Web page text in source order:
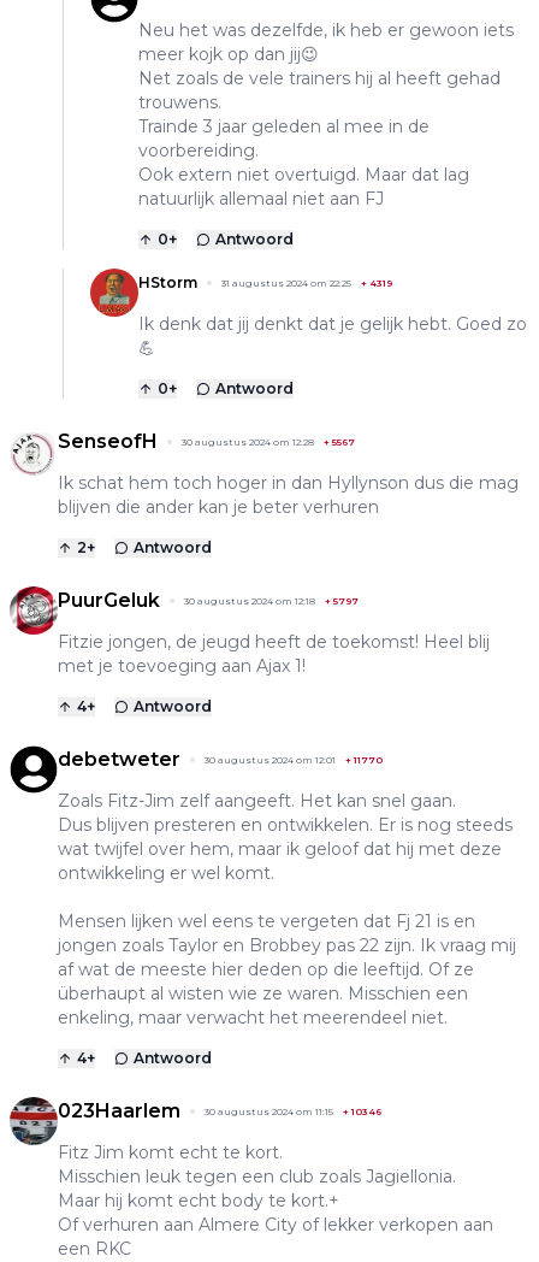
Neu het was dezelfde, ik heb er gewoon iets
meer kojk op dan jij😉
Net zoals de vele trainers hij al heeft gehad
trouwens.
Trainde 3 jaar geleden al mee in de
voorbereiding.
Ook extern niet overtuigd. Maar dat lag
natuurlijk allemaal niet aan FJ
0+ Antwoord
HStorm 31 augustus 2024 om 22:25 + 4319
Ik denk dat jij denkt dat je gelijk hebt. Goed zo
💪
0+ Antwoord
SenseofH 30 augustus 2024 om 12:28 +5567
Ik schat hem toch hoger in dan Hyllynson dus die mag
blijven die ander kan je beter verhuren
2+ Antwoord
PuurGeluk 30 augustus 2024 om 12:18 +5797
Fitzie jongen, de jeugd heeft de toekomst! Heel blij
met je toevoeging aan Ajax 1!
4+ Antwoord
debetweter 30 augustus 2024 om 12:01 +11770
Zoals Fitz-Jim zelf aangeeft. Het kan snel gaan.
Dus blijven presteren en ontwikkelen. Er is nog steeds
wat twijfel over hem, maar ik geloof dat hij met deze
ontwikkeling er wel komt.
Mensen lijken wel eens te vergeten dat Fj 21 is en
jongen zoals Taylor en Brobbey pas 22 zijn. Ik vraag mij
af wat de meeste hier deden op die leeftijd. Of ze
überhaupt al wisten wie ze waren. Misschien een
enkeling, maar verwacht het meerendeel niet.
4+ Antwoord
023Haarlem 30 augustus 2024 om 11:15 +10346
Fitz Jim komt echt te kort.
Misschien leuk tegen een club zoals Jagiellonia.
Maar hij komt echt body te kort.+
Of verhuren aan Almere City of lekker verkopen aan
een RKC